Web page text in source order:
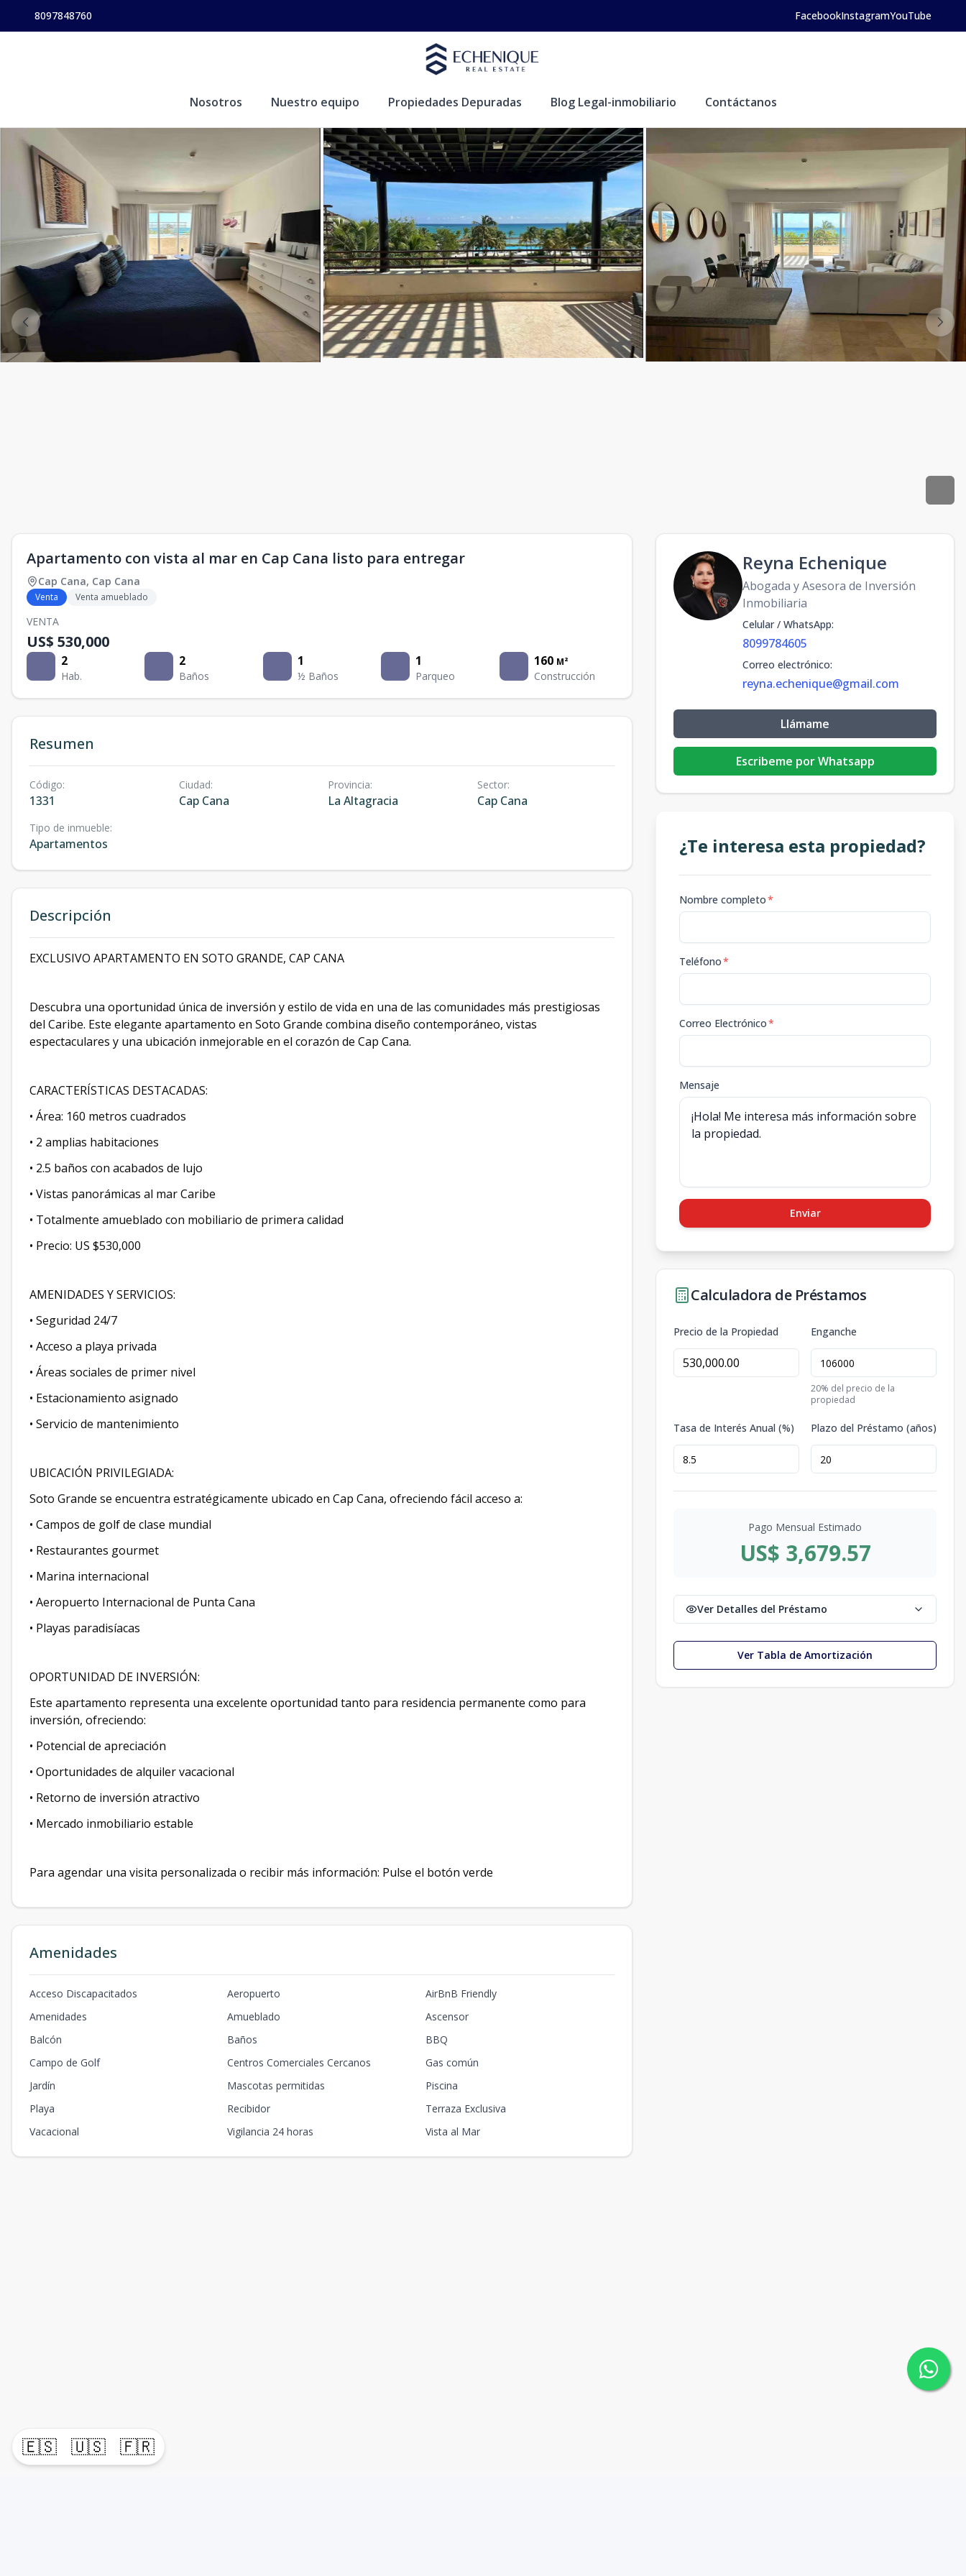
🇪🇸 🇺🇸 🇫🇷
8097848760 FacebookInstagramYouTube
Nosotros Nuestro equipo Propiedades Depuradas Blog Legal-inmobiliario Contáctanos
Apartamento con vista al mar en Cap Cana listo para entregar
Cap Cana, Cap Cana
Venta Venta amueblado
VENTA
US$ 530,000
2
Hab.
2
Baños
1
½ Baños
1
Parqueo
160 M²
Construcción
Resumen
Código:
1331
Ciudad:
Cap Cana
Provincia:
La Altagracia
Sector:
Cap Cana
Tipo de inmueble:
Apartamentos
Descripción
EXCLUSIVO APARTAMENTO EN SOTO GRANDE, CAP CANA
Descubra una oportunidad única de inversión y estilo de vida en una de las comunidades más prestigiosas
del Caribe. Este elegante apartamento en Soto Grande combina diseño contemporáneo, vistas
espectaculares y una ubicación inmejorable en el corazón de Cap Cana.
CARACTERÍSTICAS DESTACADAS:
• Área: 160 metros cuadrados
• 2 amplias habitaciones
• 2.5 baños con acabados de lujo
• Vistas panorámicas al mar Caribe
• Totalmente amueblado con mobiliario de primera calidad
• Precio: US $530,000
AMENIDADES Y SERVICIOS:
• Seguridad 24/7
• Acceso a playa privada
• Áreas sociales de primer nivel
• Estacionamiento asignado
• Servicio de mantenimiento
UBICACIÓN PRIVILEGIADA:
Soto Grande se encuentra estratégicamente ubicado en Cap Cana, ofreciendo fácil acceso a:
• Campos de golf de clase mundial
• Restaurantes gourmet
• Marina internacional
• Aeropuerto Internacional de Punta Cana
• Playas paradisíacas
OPORTUNIDAD DE INVERSIÓN:
Este apartamento representa una excelente oportunidad tanto para residencia permanente como para
inversión, ofreciendo:
• Potencial de apreciación
• Oportunidades de alquiler vacacional
• Retorno de inversión atractivo
• Mercado inmobiliario estable
Para agendar una visita personalizada o recibir más información: Pulse el botón verde
Amenidades
Acceso Discapacitados Aeropuerto
AirBnB Friendly
Amenidades
Amueblado
Ascensor
Balcón
Baños
BBQ
Campo de Golf
Centros Comerciales Cercanos
Gas común
Jardín
Mascotas permitidas
Piscina
Playa
Recibidor
Terraza Exclusiva
Vacacional
Vigilancia 24 horas Vista al Mar
Reyna Echenique
Abogada y Asesora de Inversión
Inmobiliaria
Celular / WhatsApp:
8099784605
Correo electrónico:
reyna.echenique@gmail.com
Llámame
Escribeme por Whatsapp
¿Te interesa esta propiedad?
Nombre completo*
Teléfono*
Correo Electrónico*
Mensaje
Enviar
Calculadora de Préstamos
Precio de la Propiedad Enganche
20% del precio de la
propiedad
Tasa de Interés Anual (%) Plazo del Préstamo (años)
Pago Mensual Estimado
US$ 3,679.57
Ver Detalles del Préstamo
Ver Tabla de Amortización